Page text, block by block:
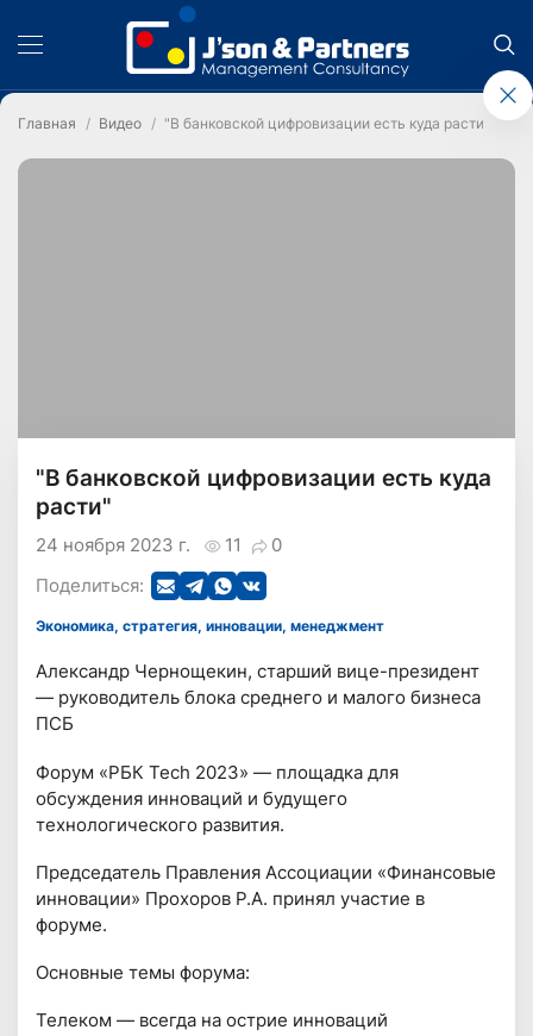
Главная Видео "В банковской цифровизации есть куда расти"
"В банковской цифровизации есть куда
расти"
11 0
24 ноября 2023 г.
Поделиться:
Экономика, стратегия, инновации, менеджмент
Александр Чернощекин, старший вице-президент
— руководитель блока среднего и малого бизнеса
ПСБ
Форум «РБК Tech 2023» — площадка для
обсуждения инноваций и будущего
технологического развития.
Председатель Правления Ассоциации «Финансовые
инновации» Прохоров Р.А. принял участие в
форуме.
Основные темы форума:
Телеком — всегда на острие инноваций